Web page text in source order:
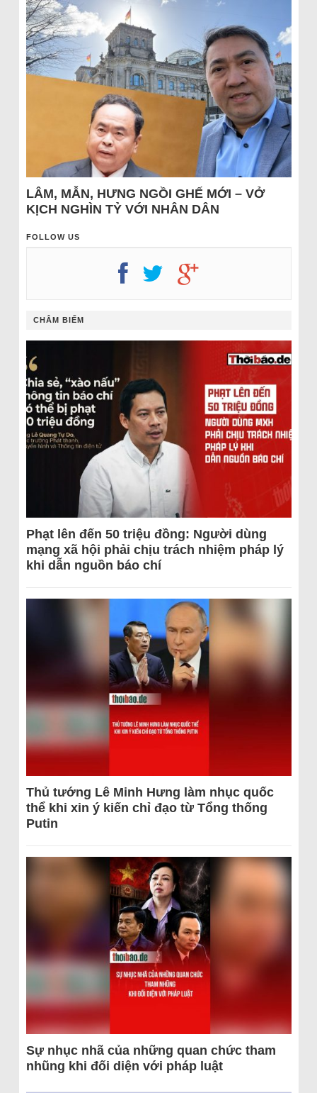
LÂM, MẪN, HƯNG NGỒI GHẾ MỚI – VỞ
KỊCH NGHÌN TỶ VỚI NHÂN DÂN
FOLLOW US
CHÂM BIẾM
Phạt lên đến 50 triệu đồng: Người dùng
mạng xã hội phải chịu trách nhiệm pháp lý
khi dẫn nguồn báo chí
Thủ tướng Lê Minh Hưng làm nhục quốc
thể khi xin ý kiến chỉ đạo từ Tổng thống
Putin
Sự nhục nhã của những quan chức tham
nhũng khi đối diện với pháp luật